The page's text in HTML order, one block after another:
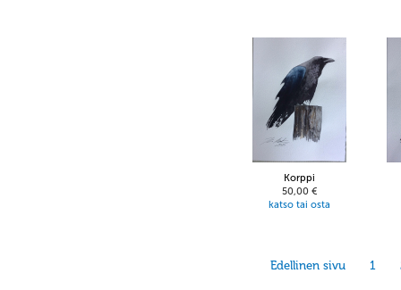
Korppi
50,00 €
katso tai osta
Edellinen sivu 1